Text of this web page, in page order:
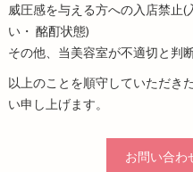
威圧感を与える方への入店禁止
い・ 酩酊状態)
その他、当美容室が不適切と判
以上のことを順守していただき
い申し上げます。
お問い合わ